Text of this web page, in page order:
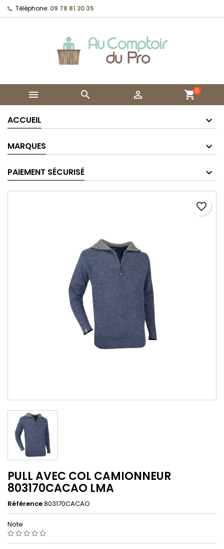
Téléphone: 09 78 81 20 35
   shopping_cart0
ACCUEIL
MARQUES
PAIEMENT SÉCURISÉ
favorite_border
PULL AVEC COL CAMIONNEUR
803170CACAO LMA
Référence803170CACAO
Note